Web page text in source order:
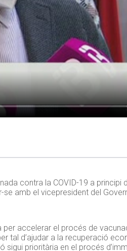
contra la COVID-19 a principi
se amb el vicepresident del
accelerar el procés de
tal d’ajudar a la recuperació
sigui prioritària en el procés